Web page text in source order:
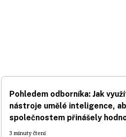
Pohledem odborníka: Jak
nástroje umělé inteligence,
společnostem přinášely
3 minuty čtení